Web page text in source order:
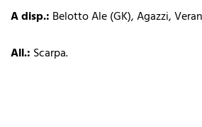
A disp.: Belotto Ale (GK), Agazzi,
All.: Scarpa.